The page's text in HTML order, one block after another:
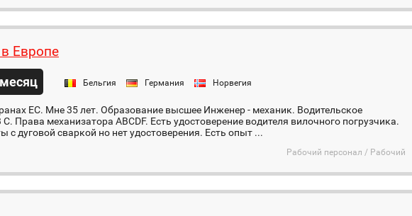
Европе
Бельгия Германия Норвегия
ЕС. Мне 35 лет. Образование высшее Инженер - механик. Водительское
С. Права механизатора ABCDF. Есть удостоверение водителя вилочного погрузчика.
с дуговой сваркой но нет удостоверения. Есть опыт ...
Рабочий персонал / Рабочий